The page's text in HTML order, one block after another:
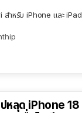
สำหรับ iPhone และ
หลุด iPhone 18